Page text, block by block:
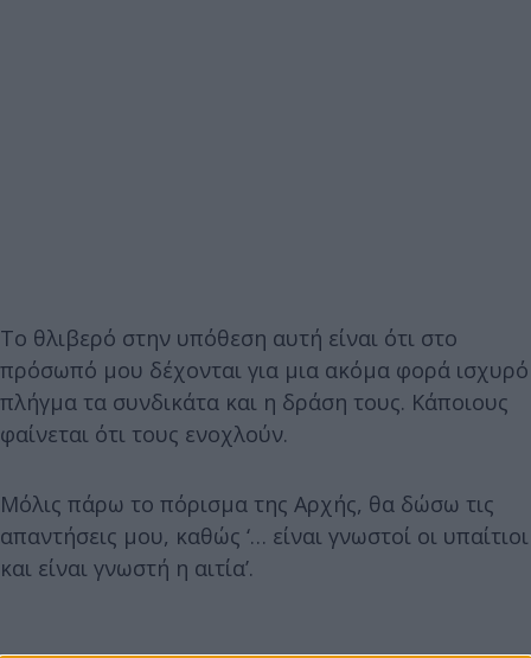
Το θλιβερό στην υπόθεση αυτή είναι ότι στο
πρόσωπό μου δέχονται για μια ακόμα φορά ισχυρό
πλήγμα τα συνδικάτα και η δράση τους. Κάποιους
φαίνεται ότι τους ενοχλούν.
Μόλις πάρω το πόρισμα της Αρχής, θα δώσω τις
απαντήσεις μου, καθώς ‘… είναι γνωστοί οι υπαίτιοι
και είναι γνωστή η αιτία’.